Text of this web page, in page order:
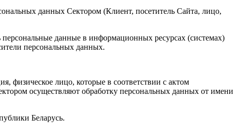
данных Сектором (Клиент, посетитель Сайта, лицо,
персональные данные в информационных ресурсах (системах)
персональных данных.
физическое лицо, которые в соответствии с актом
осуществляют обработку персональных данных от имени
Беларусь.